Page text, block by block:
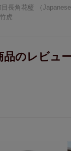
目長角花籃 （
虎